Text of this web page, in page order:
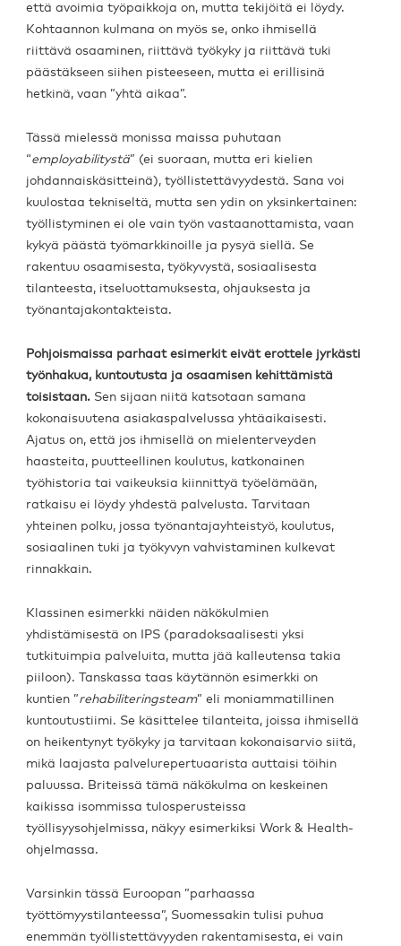
että avoimia työpaikkoja on, mutta tekijöitä ei löydy.
Kohtaannon kulmana on myös se, onko ihmisellä
riittävä osaaminen, riittävä työkyky ja riittävä tuki
päästäkseen siihen pisteeseen, mutta ei erillisinä
hetkinä, vaan ”yhtä aikaa”.
Tässä mielessä monissa maissa puhutaan
“employabilitystä” (ei suoraan, mutta eri kielien
johdannaiskäsitteinä), työllistettävyydestä. Sana voi
kuulostaa tekniseltä, mutta sen ydin on yksinkertainen:
työllistyminen ei ole vain työn vastaanottamista, vaan
kykyä päästä työmarkkinoille ja pysyä siellä. Se
rakentuu osaamisesta, työkyvystä, sosiaalisesta
tilanteesta, itseluottamuksesta, ohjauksesta ja
työnantajakontakteista.
Pohjoismaissa parhaat esimerkit eivät erottele jyrkästi
työnhakua, kuntoutusta ja osaamisen kehittämistä
toisistaan. Sen sijaan niitä katsotaan samana
kokonaisuutena asiakaspalvelussa yhtäaikaisesti.
Ajatus on, että jos ihmisellä on mielenterveyden
haasteita, puutteellinen koulutus, katkonainen
työhistoria tai vaikeuksia kiinnittyä työelämään,
ratkaisu ei löydy yhdestä palvelusta. Tarvitaan
yhteinen polku, jossa työnantajayhteistyö, koulutus,
sosiaalinen tuki ja työkyvyn vahvistaminen kulkevat
rinnakkain.
Klassinen esimerkki näiden näkökulmien
yhdistämisestä on IPS (paradoksaalisesti yksi
tutkituimpia palveluita, mutta jää kalleutensa takia
piiloon). Tanskassa taas käytännön esimerkki on
kuntien ”rehabiliteringsteam” eli moniammatillinen
kuntoutustiimi. Se käsittelee tilanteita, joissa ihmisellä
on heikentynyt työkyky ja tarvitaan kokonaisarvio siitä,
mikä laajasta palvelurepertuaarista auttaisi töihin
paluussa. Briteissä tämä näkökulma on keskeinen
kaikissa isommissa tulosperusteissa
työllisyysohjelmissa, näkyy esimerkiksi Work & Health-
ohjelmassa.
Varsinkin tässä Euroopan ”parhaassa
työttömyystilanteessa”, Suomessakin tulisi puhua
enemmän työllistettävyyden rakentamisesta, ei vain